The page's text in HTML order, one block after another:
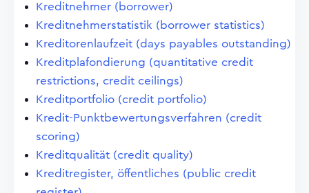
Kreditnehmer (borrower)
Kreditnehmerstatistik (borrower statistics)
Kreditorenlaufzeit (days payables outstanding)
Kreditplafondierung (quantitative credit
restrictions, credit ceilings)
Kreditportfolio (credit portfolio)
Kredit-Punktbewertungsverfahren (credit
scoring)
Kreditqualität (credit quality)
Kreditregister, öffentliches (public credit